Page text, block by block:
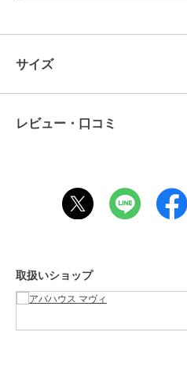
【styling】
あえてフェミニンなワンピースと合
アバハウス マヴ
商品カテゴリ
性別タイプ
レディース
カラー モカ、ブラック
サイズ
レビュー・口コミ
取扱いショップ